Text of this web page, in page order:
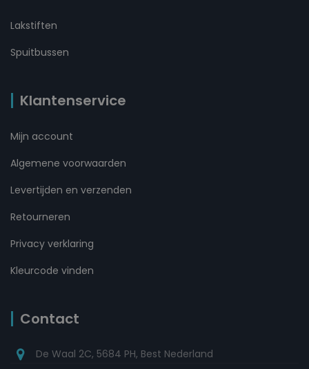
Lakstiften
Spuitbussen
Klantenservice
Mijn account
Algemene voorwaarden
Levertijden en verzenden
Retourneren
Privacy verklaring
Kleurcode vinden
Contact
De Waal 2C, 5684 PH, Best Nederland